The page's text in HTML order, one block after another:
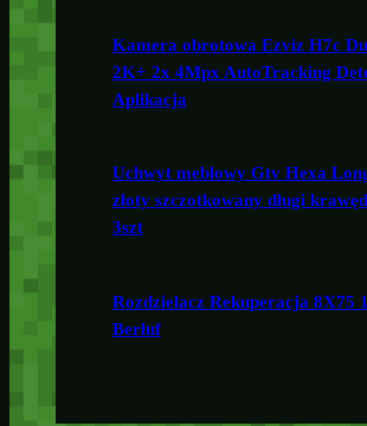
Kamera obrotowa Ezviz H7c
2K+ 2x 4Mpx AutoTracking
Aplikacja
Uchwyt meblowy Gtv Hexa
złoty szczotkowany długi
3szt
Rozdzielacz Rekuperacja 8X75
Berluf